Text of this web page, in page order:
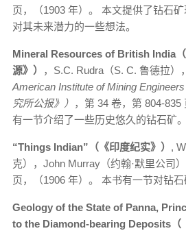
页，（1903 年）。 本文提供了钻石
对其未来潜力的一些想法。
Mineral Resources of British India
源》）
，S.C. Rudra（S. C. 鲁德拉），
American Institute of Mining
究所公报》） ，第 34 卷，第 804-
有一节介绍了一些历史悠久的钻石矿。
“Things Indian”（《印度纪实》） ,
克），John Murray（约翰·默里公司
页，（1906 年）。 本书有一节对钻石
Geology of the State of Panna,
to the Diamond-bearing Deposits